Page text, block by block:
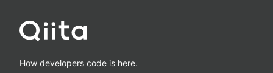
How developers code is here.